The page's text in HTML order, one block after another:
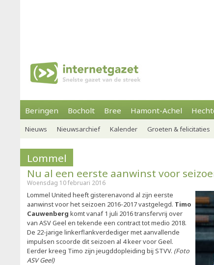
Beringen Bocholt Bree Hamont-Achel
Nieuws Nieuwsarchief Kalender Groeten & felicitaties
Lommel
Nu al een eerste aanwinst voor
Woensdag 10 februari 2016
Lommel United heeft gisterenavond al zijn eerste
aanwinst voor het seizoen 2016-2017 vastgelegd. Timo
Cauwenberg komt vanaf 1 juli 2016 transfervrij over
van ASV Geel en tekende een contract tot medio 2018.
De 22-jarige linkerflankverdediger met aanvallende
impulsen scoorde dit seizoen al 4 keer voor Geel.
Eerder kreeg Timo zijn jeugddopleiding bij STVV. (Foto
ASV Geel)